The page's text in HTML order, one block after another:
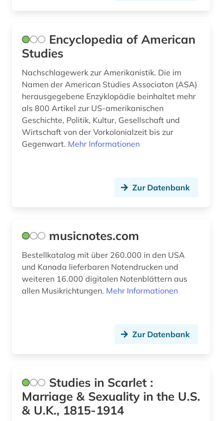
etymologie (1)
europa (3)
european patent office (1)
europäisches patentamt (1)
examensfragen (1)
export (1)
fid darstellende kunst (1)
fid lateinamerika (9)
fid ost-, ostmittel- und südosteuropa (1)
film (8)
filmwissenschaft (1)
finanzwirtschaft (1)
florida (2)
forschung (5)
Encyclopedia of American
Studies
Nachschlagewerk zur Amerikanistik. Die im
Namen der American Studies Associaton (ASA)
herausgegebene Enzyklopädie beinhaltet mehr
als 800 Artikel zur US-amerikanischen
Geschichte, Politik, Kultur, Gesellschaft und
Wirtschaft von der Vorkolonialzeit bis zur
Gegenwart. Mehr Informationen
Zur Datenbank
musicnotes.com
Bestellkatalog mit über 260.000 in den USA
und Kanada lieferbaren Notendrucken und
weiteren 16.000 digitalen Notenblättern aus
allen Musikrichtungen. Mehr Informationen
Zur Datenbank
Studies in Scarlet :
Marriage & Sexuality in the U.S.
& U.K., 1815-1914